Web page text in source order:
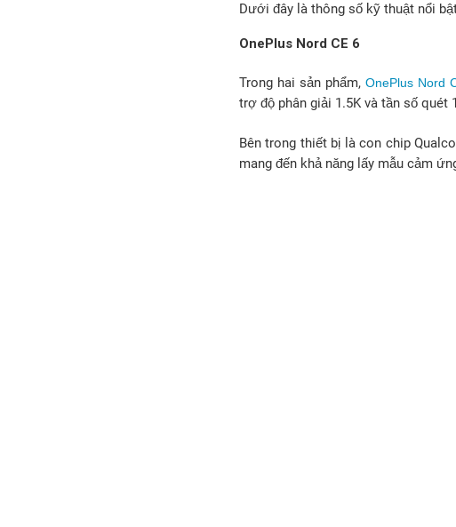
Dưới đây là thông số kỹ thuật nổi
OnePlus Nord CE 6
Trong hai sản phẩm, OnePlus Nord
trợ độ phân giải 1.5K và tần số quét
Bên trong thiết bị là con chip
mang đến khả năng lấy mẫu cảm